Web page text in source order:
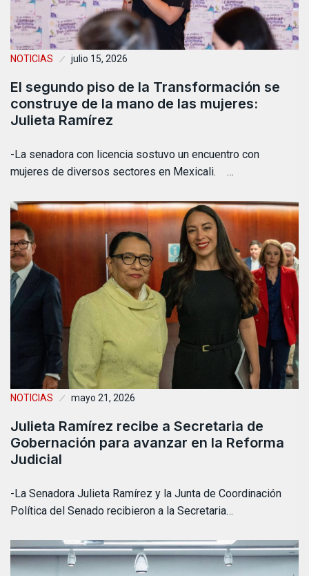
NOTICIAS julio 15, 2026
El segundo piso de la Transformación se
construye de la mano de las mujeres:
Julieta Ramírez
-La senadora con licencia sostuvo un encuentro con
mujeres de diversos sectores en Mexicali. …
NOTICIAS mayo 21, 2026
Julieta Ramírez recibe a Secretaria de
Gobernación para avanzar en la Reforma
Judicial
-La Senadora Julieta Ramírez y la Junta de Coordinación
Política del Senado recibieron a la Secretaria…